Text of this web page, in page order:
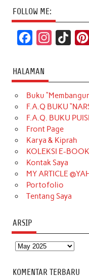
FOLLOW ME:
c
e
b
o
o
k
t
a
g
r
a
m
T
o
k
HALAMAN
Buku
F.A.Q BUKU
F.A.Q. BUKU
Front Page
Karya & Kiprah
KOLEKSI E-BOOK
Kontak Saya
MY ARTICLE
Portofolio
Tentang Saya
ARSIP
Arsip
KOMENTAR TERBARU